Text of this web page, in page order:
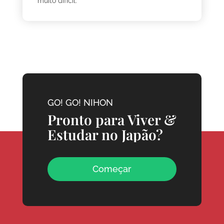
GO! GO! NIHON
Pronto para Viver &
Estudar no Japão?
Começar